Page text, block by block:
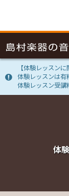
【体験レッスンに
体験レッスンは有
体験レッスン受講
体